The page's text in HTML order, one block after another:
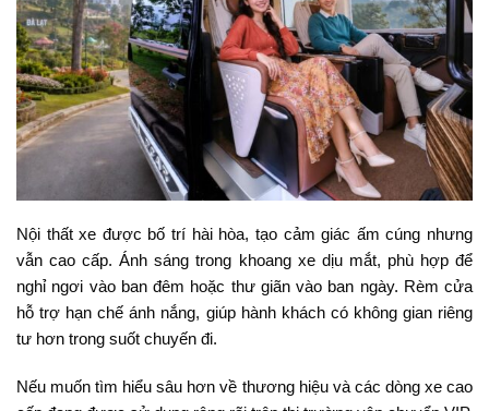
Nội thất xe được bố trí hài hòa, tạo cảm giác ấm cúng nhưng
vẫn cao cấp. Ánh sáng trong khoang xe dịu mắt, phù hợp để
nghỉ ngơi vào ban đêm hoặc thư giãn vào ban ngày. Rèm cửa
hỗ trợ hạn chế ánh nắng, giúp hành khách có không gian riêng
tư hơn trong suốt chuyến đi.
Nếu muốn tìm hiểu sâu hơn về thương hiệu và các dòng xe cao